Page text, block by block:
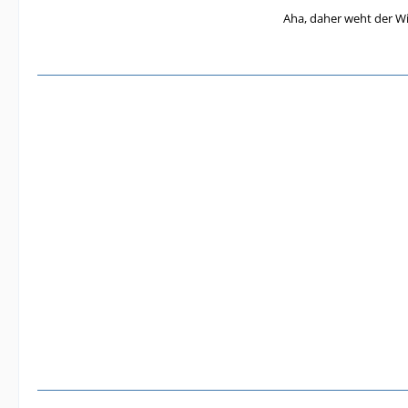
Aha, daher weht der